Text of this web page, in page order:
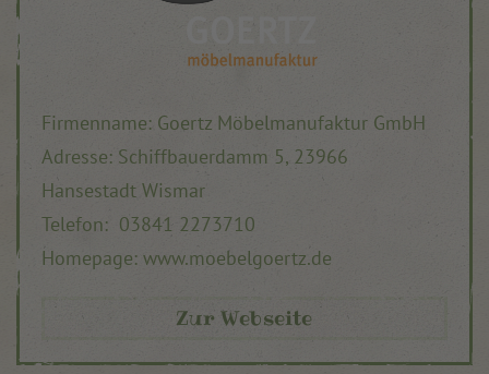
Firmenname: Goertz Möbelmanufaktur GmbH
Adresse: Schiffbauerdamm 5, 23966
Hansestadt Wismar
Telefon: 03841 2273710
Homepage: www.moebelgoertz.de
Zur Webseite